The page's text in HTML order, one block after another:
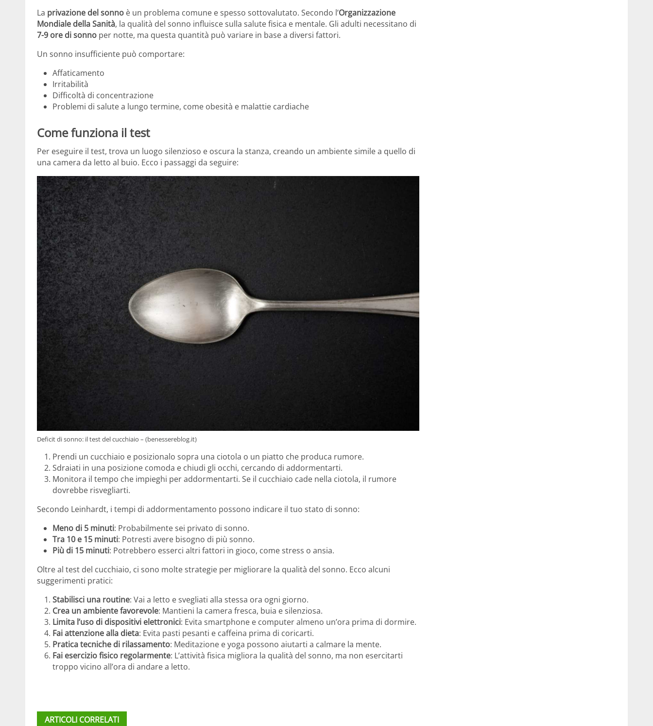
La privazione del sonno è un problema comune e spesso sottovalutato. Secondo l’Organizzazione
Mondiale della Sanità, la qualità del sonno influisce sulla salute fisica e mentale. Gli adulti necessitano di
7-9 ore di sonno per notte, ma questa quantità può variare in base a diversi fattori.
Un sonno insufficiente può comportare:
Affaticamento
Irritabilità
Difficoltà di concentrazione
Problemi di salute a lungo termine, come obesità e malattie cardiache
Come funziona il test
Per eseguire il test, trova un luogo silenzioso e oscura la stanza, creando un ambiente simile a quello di
una camera da letto al buio. Ecco i passaggi da seguire:
Deficit di sonno: il test del cucchiaio – (benessereblog.it)
Prendi un cucchiaio e posizionalo sopra una ciotola o un piatto che produca rumore.
Sdraiati in una posizione comoda e chiudi gli occhi, cercando di addormentarti.
Monitora il tempo che impieghi per addormentarti. Se il cucchiaio cade nella ciotola, il rumore
dovrebbe risvegliarti.
Secondo Leinhardt, i tempi di addormentamento possono indicare il tuo stato di sonno:
Meno di 5 minuti: Probabilmente sei privato di sonno.
Tra 10 e 15 minuti: Potresti avere bisogno di più sonno.
Più di 15 minuti: Potrebbero esserci altri fattori in gioco, come stress o ansia.
Oltre al test del cucchiaio, ci sono molte strategie per migliorare la qualità del sonno. Ecco alcuni
suggerimenti pratici:
Stabilisci una routine: Vai a letto e svegliati alla stessa ora ogni giorno.
Crea un ambiente favorevole: Mantieni la camera fresca, buia e silenziosa.
Limita l’uso di dispositivi elettronici: Evita smartphone e computer almeno un’ora prima di dormire.
Fai attenzione alla dieta: Evita pasti pesanti e caffeina prima di coricarti.
Pratica tecniche di rilassamento: Meditazione e yoga possono aiutarti a calmare la mente.
Fai esercizio fisico regolarmente: L’attività fisica migliora la qualità del sonno, ma non esercitarti
troppo vicino all’ora di andare a letto.
ARTICOLI CORRELATI